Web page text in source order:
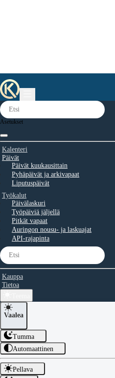
Asetukset
Kalenteri
Päivät
Päivät kuukausittain
Pyhäpäivät ja arkivapaat
Liputuspäivät
Työkalut
Päivälaskuri
Työpäiviä jäljellä
Pitkät vapaat
Auringon nousu- ja laskuajat
API-rajapinta
Kauppa
Tietoa
Vaalea
Tumma
Automaattinen
Pellava